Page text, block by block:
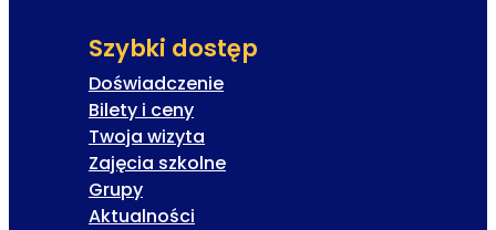
Szybki dostęp
Doświadczenie
Bilety i ceny
Twoja wizyta
Zajęcia szkolne
Grupy
Aktualności